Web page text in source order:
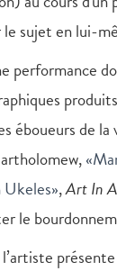
sujet en lui-
performance
éboueurs de
,Art In
le